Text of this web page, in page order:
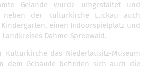
Gelände wurde umgestaltet und
neben der Kulturkirche Luckau auch
einen Indoorspielplatz und
Dahme-Spreewald.
Kulturkirche das Niederlausitz-Museum
dem Gebäude befinden sich auch die